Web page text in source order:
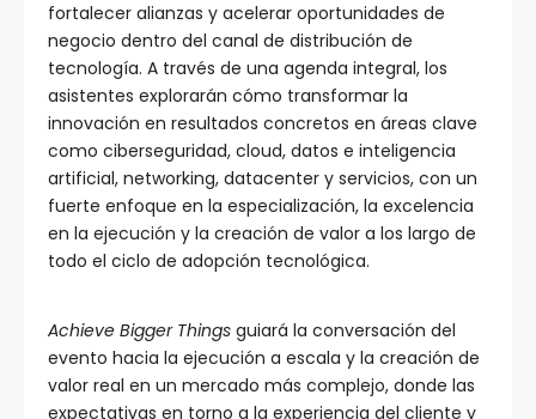
fortalecer alianzas y acelerar oportunidades de
negocio dentro del canal de distribución de
tecnología. A través de una agenda integral, los
asistentes explorarán cómo transformar la
innovación en resultados concretos en áreas clave
como ciberseguridad, cloud, datos e inteligencia
artificial, networking, datacenter y servicios, con un
fuerte enfoque en la especialización, la excelencia
en la ejecución y la creación de valor a los largo de
todo el ciclo de adopción tecnológica.
Achieve Bigger Things guiará la conversación del
evento hacia la ejecución a escala y la creación de
valor real en un mercado más complejo, donde las
expectativas en torno a la experiencia del cliente y